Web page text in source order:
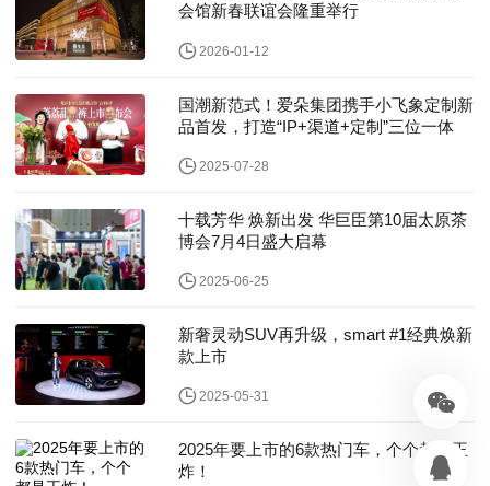
会馆新春联谊会隆重举行
2026-01-12
国潮新范式！爱朵集团携手小飞象定制新
品首发，打造“IP+渠道+定制”三位一体
2025-07-28
十载芳华 焕新出发 华巨臣第10届太原茶
博会7月4日盛大启幕
2025-06-25
新奢灵动SUV再升级，smart #1经典焕新
款上市
2025-05-31
2025年要上市的6款热门车，个个都是王
炸！